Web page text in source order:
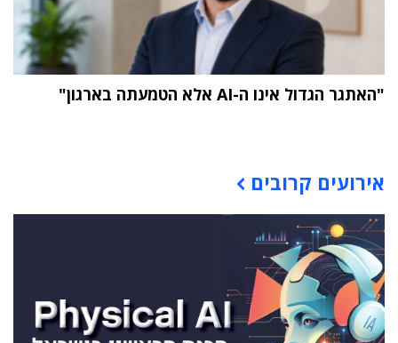
"האתגר הגדול אינו ה-AI אלא הטמעתה בארגון"
אירועים קרובים